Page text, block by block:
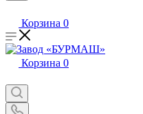
Корзина 0
Корзина 0